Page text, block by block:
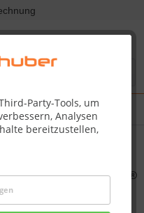
Party-Tools, um
Analysen
bereitzustellen,
x 32 m